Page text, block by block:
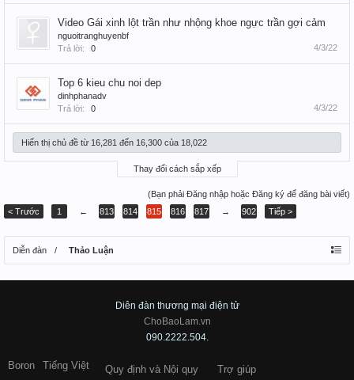
Video Gái xinh lột trần như nhộng khoe ngực trần gợi cảm
nguoitranghuyenbf
Trả lời:
0 4/3/22
Top 6 kieu chu noi dep
dinhphanadv
Trả lời:
0 4/3/22
Hiển thị chủ đề từ 16,281 đến 16,300 của 18,022
Thay đổi cách sắp xếp
(Bạn phải Đăng nhập hoặc Đăng ký để đăng bài viết)
< Trước
1 ← 813 814 815 816 817 → 902 Tiếp >
Diễn đàn Thảo Luận
Diên đàn thương mại điện tử
ChoBaoLam.vn
090.2222.504.
Boron Tiếng Việt Quy định và Nội quy Trợ giúp